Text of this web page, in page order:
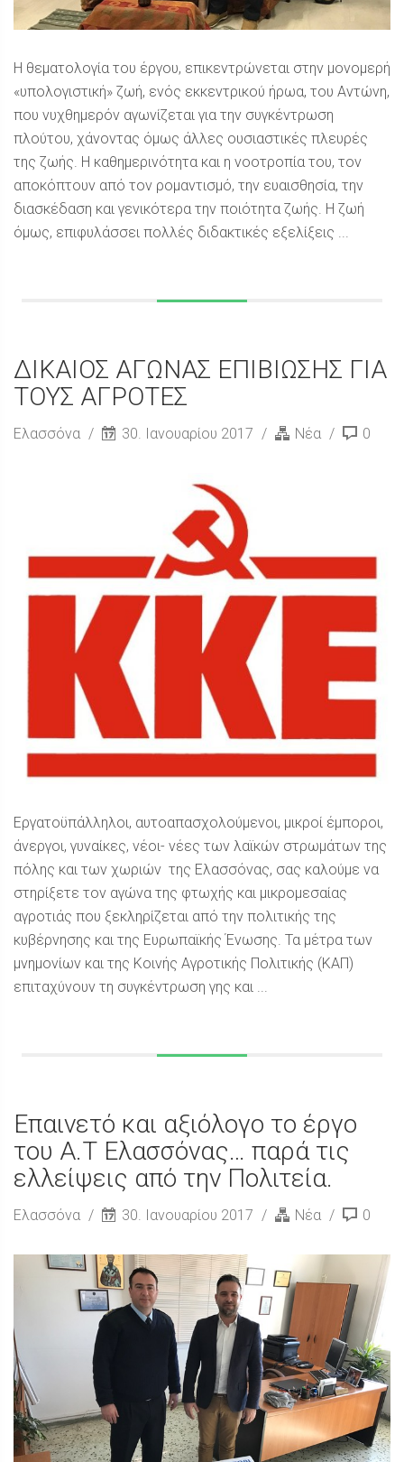
Η θεματολογία του έργου, επικεντρώνεται στην μονομερή
«υπολογιστική» ζωή, ενός εκκεντρικού ήρωα, του Αντώνη,
που νυχθημερόν αγωνίζεται για την συγκέντρωση
πλούτου, χάνοντας όμως άλλες ουσιαστικές πλευρές
της ζωής. Η καθημερινότητα και η νοοτροπία του, τον
αποκόπτουν από τον ρομαντισμό, την ευαισθησία, την
διασκέδαση και γενικότερα την ποιότητα ζωής. Η ζωή
όμως, επιφυλάσσει πολλές διδακτικές εξελίξεις ...
ΔΙΚΑΙΟΣ ΑΓΩΝΑΣ ΕΠΙΒΙΩΣΗΣ ΓΙΑ
ΤΟΥΣ ΑΓΡΟΤΕΣ
Ελασσόνα 30. Ιανουαρίου 2017 Νέα 0
Εργατοϋπάλληλοι, αυτοαπασχολούμενοι, μικροί έμποροι,
άνεργοι, γυναίκες, νέοι- νέες των λαϊκών στρωμάτων της
πόλης και των χωριών της Ελασσόνας, σας καλούμε να
στηρίξετε τον αγώνα της φτωχής και μικρομεσαίας
αγροτιάς που ξεκληρίζεται από την πολιτικής της
κυβέρνησης και της Ευρωπαϊκής Ένωσης. Τα μέτρα των
μνημονίων και της Κοινής Αγροτικής Πολιτικής (ΚΑΠ)
επιταχύνουν τη συγκέντρωση γης και ...
Επαινετό και αξιόλογο το έργο
του Α.Τ Ελασσόνας… παρά τις
ελλείψεις από την Πολιτεία.
Ελασσόνα 30. Ιανουαρίου 2017 Νέα 0